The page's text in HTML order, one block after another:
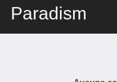
Paradism